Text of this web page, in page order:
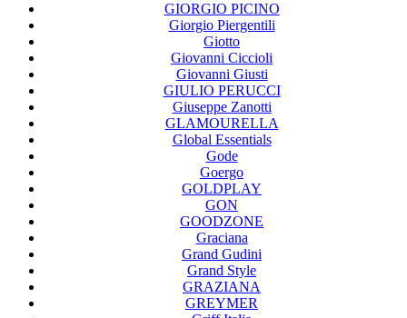
GIORGIO PICINO
Giorgio Piergentili
Giotto
Giovanni Ciccioli
Giovanni Giusti
GIULIO PERUCCI
Giuseppe Zanotti
GLAMOURELLA
Global Essentials
Gode
Goergo
GOLDPLAY
GON
GOODZONE
Graciana
Grand Gudini
Grand Style
GRAZIANA
GREYMER